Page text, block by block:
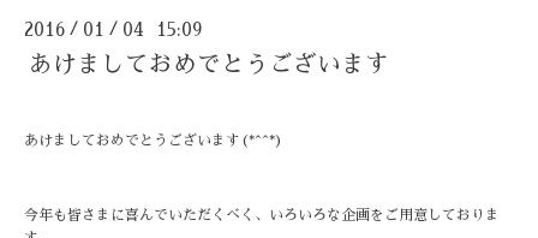
2016 / 01 / 04 15:09
あけましておめでとうございます
あけましておめでとうございます(*^^*)
今年も皆さまに喜んでいただくべく、いろいろな企画をご用意しておりま